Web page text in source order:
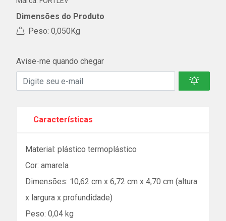
Dimensões do Produto
Peso: 0,050Kg
Avise-me quando chegar
Características
Material: plástico termoplástico
Cor: amarela
Dimensões: 10,62 cm x 6,72 cm x 4,70 cm (altura
x largura x profundidade)
Peso: 0,04 kg